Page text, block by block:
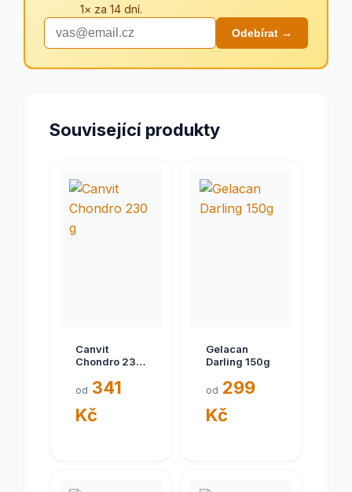
1× za 14 dní.
Odebírat →
Související produkty
Canvit
Chondro 230
od 341
Kč
Gelacan
Darling 150g
od 299
Kč